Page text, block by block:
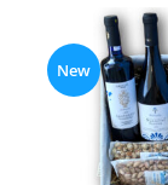
New